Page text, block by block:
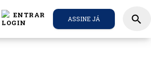
ENTRAR ASSINE JÁ search